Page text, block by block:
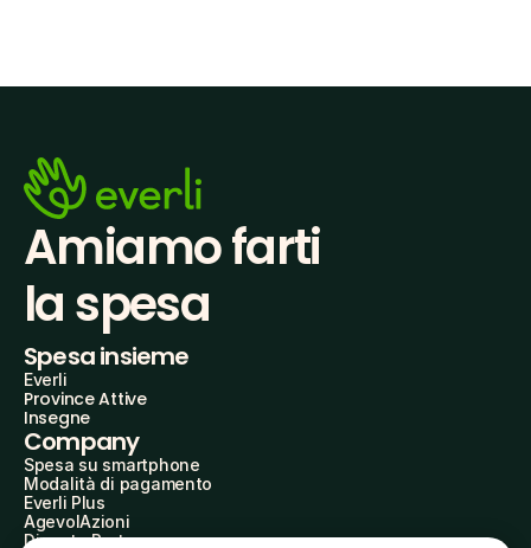
Amiamo farti
la spesa
Spesa insieme
Everli
Province Attive
Insegne
Company
Spesa su smartphone
Modalità di pagamento
Everli Plus
AgevolAzioni
Diventa Partner